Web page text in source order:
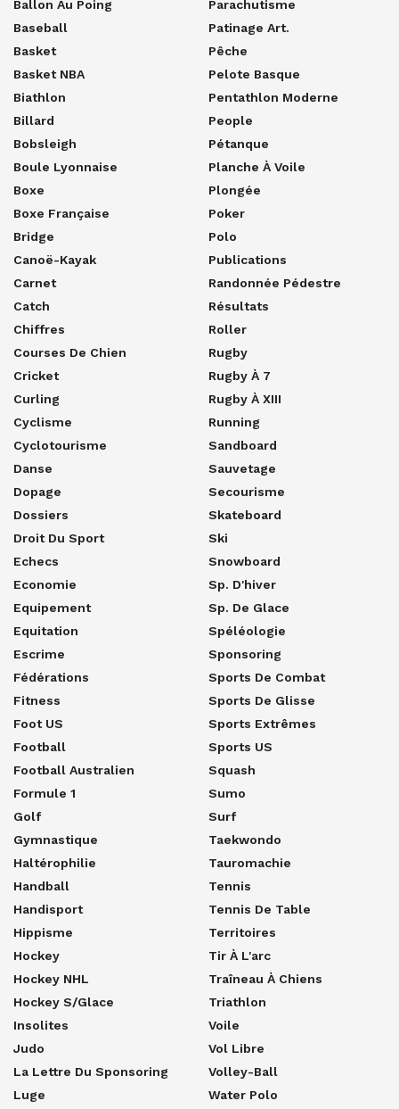
Ballon Au Poing
Baseball
Basket
Basket NBA
Biathlon
Billard
Bobsleigh
Boule Lyonnaise
Boxe
Boxe Française
Bridge
Canoë-Kayak
Carnet
Catch
Chiffres
Courses De Chien
Cricket
Curling
Cyclisme
Cyclotourisme
Danse
Dopage
Dossiers
Droit Du Sport
Echecs
Economie
Equipement
Equitation
Escrime
Fédérations
Fitness
Foot US
Football
Football Australien
Formule 1
Golf
Gymnastique
Haltérophilie
Handball
Handisport
Hippisme
Hockey
Hockey NHL
Hockey S/glace
Insolites
Judo
La Lettre Du Sponsoring
Luge
Parachutisme
Patinage Art.
Pêche
Pelote Basque
Pentathlon Moderne
People
Pétanque
Planche À Voile
Plongée
Poker
Polo
Publications
Randonnée Pédestre
Résultats
Roller
Rugby
Rugby À 7
Rugby À XIII
Running
Sandboard
Sauvetage
Secourisme
Skateboard
Ski
Snowboard
Sp. D'hiver
Sp. De Glace
Spéléologie
Sponsoring
Sports De Combat
Sports De Glisse
Sports Extrêmes
Sports US
Squash
Sumo
Surf
Taekwondo
Tauromachie
Tennis
Tennis De Table
Territoires
Tir À L'arc
Traîneau À Chiens
Triathlon
Voile
Vol Libre
Volley-Ball
Water Polo